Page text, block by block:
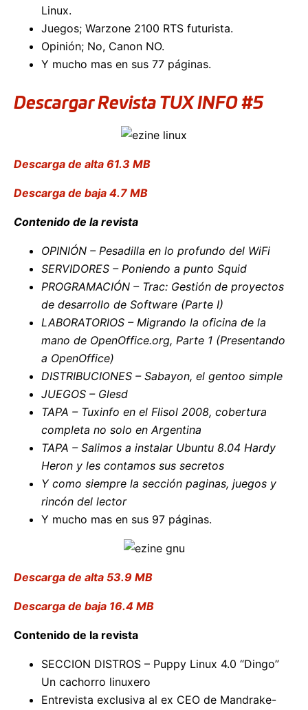
Linux.
Juegos; Warzone 2100 RTS futurista.
Opinión; No, Canon NO.
Y mucho mas en sus 77 páginas.
Descargar Revista TUX INFO #5
Descarga de alta 61.3 MB
Descarga de baja 4.7 MB
Contenido de la revista
OPINIÓN – Pesadilla en lo profundo del WiFi
SERVIDORES – Poniendo a punto Squid
PROGRAMACIÓN – Trac: Gestión de proyectos
de desarrollo de Software (Parte I)
LABORATORIOS – Migrando la oficina de la
mano de OpenOffice.org, Parte 1 (Presentando
a OpenOffice)
DISTRIBUCIONES – Sabayon, el gentoo simple
JUEGOS – Glesd
TAPA – Tuxinfo en el Flisol 2008, cobertura
completa no solo en Argentina
TAPA – Salimos a instalar Ubuntu 8.04 Hardy
Heron y les contamos sus secretos
Y como siempre la sección paginas, juegos y
rincón del lector
Y mucho mas en sus 97 páginas.
Descarga de alta 53.9 MB
Descarga de baja 16.4 MB
Contenido de la revista
SECCION DISTROS – Puppy Linux 4.0 “Dingo”
Un cachorro linuxero
Entrevista exclusiva al ex CEO de Mandrake-